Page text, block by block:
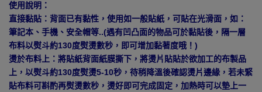
使用說明：
直接黏貼：背面已有黏性，使用如一般貼紙，可貼在光滑面，如：
筆記本、手機、安全帽等..(遇有凹凸面的物品可於黏貼後，隔一層
布料以熨斗約130度熨燙數秒，即可增加黏著度哦！)
燙於布料上：將貼紙背面紙膜撕下，將燙片貼貼於欲加工的布製品
上，以熨斗約130度熨燙5-10秒，待稍降溫後確認燙片邊緣，若未緊
貼布料可斟酌再熨燙數秒，燙好即可完成固定，加熱時可以墊上一